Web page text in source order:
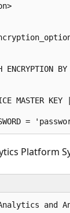
ENCRYPTION BY
MASTER KEY
Platform
and